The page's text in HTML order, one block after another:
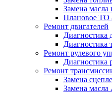
Замена масла
Плановое ТО
Ремонт двигателей
Диагностика
Диагностика
Ремонт рулевого
Диагностика
Ремонт
Замена
Замена